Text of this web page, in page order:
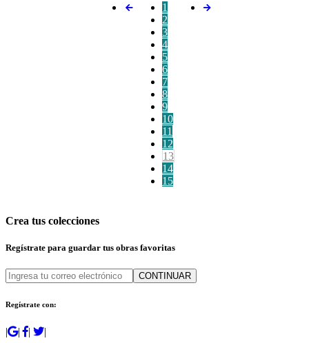
1
2
3
4
5
6
7
8
9
10
11
12
13
14
15
Crea tus colecciones
Regístrate para guardar tus obras favoritas
CONTINUAR
Regístrate con:
| | | |